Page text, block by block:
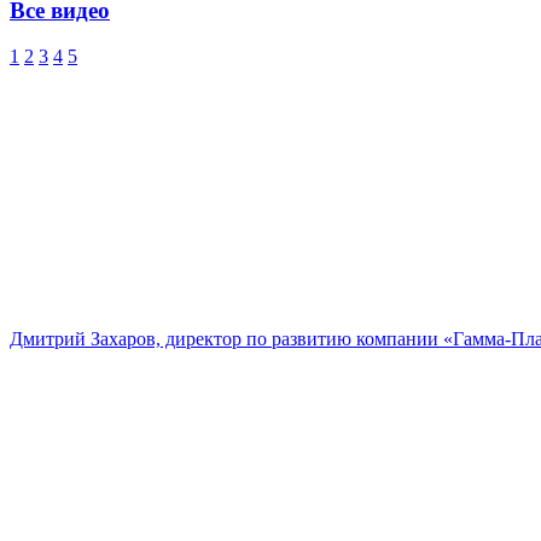
Все видео
1 2 3 4 5
Дмитрий Захаров, директор по развитию компании «Гамма-